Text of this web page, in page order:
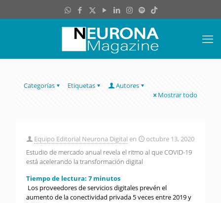
Categorías Etiquetas
Autores
Mostrar todo
Equipo Editorial Neurona Digital en
octubre 13, 2020
Estudio de mercado anual revela el ritmo al que COVID-19
está acelerando la transformación digital
Tiempo de lectura: 7 minutos
Los proveedores de servicios digitales prevén el
aumento de la conectividad privada 5 veces entre 2019 y